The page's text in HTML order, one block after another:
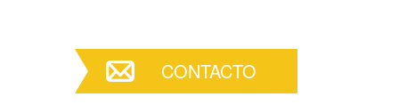
CONTACTO